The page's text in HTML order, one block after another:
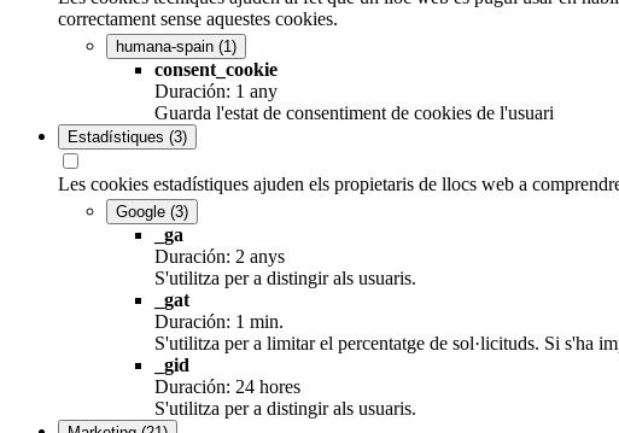
correctament sense aquestes cookies.
humana-spain (1)
consent_cookie
Duración: 1 any
Guarda l'estat de consentiment de cookies de l'usuari
Estadístiques (3)
Les cookies estadístiques ajuden els propietaris de llocs web a
Google (3)
_ga
Duración: 2 anys
S'utilitza per a distingir als usuaris.
_gat
Duración: 1 min.
S'utilitza per a limitar el percentatge de sol·licituds. Si s'ha
_gid
Duración: 24 hores
S'utilitza per a distingir als usuaris.